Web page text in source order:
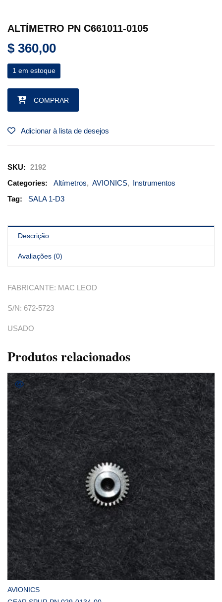
ALTÍMETRO PN C661011-0105
$ 360,00
1 em estoque
ALTÍMETRO PN C661011-0105 quantidade
COMPRAR
Adicionar à lista de desejos
SKU: 2192
Categories:
Altímetros, AVIONICS, Instrumentos
Tag:
SALA 1-D3
Descrição
Avaliações (0)
FABRICANTE: MAC LEOD
S/N: 672-5723
USADO
Produtos relacionados
COMPRAR
AVIONICS